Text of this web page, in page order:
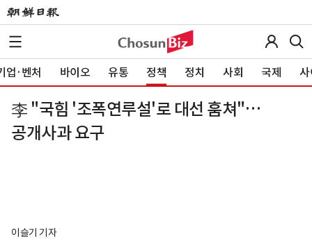
업·벤처 바이오 유통 정책 정치 사회 국제 사
李 "국힘 '조폭연루설'로 대선 훔쳐"…
공개사과 요구
이슬기 기자